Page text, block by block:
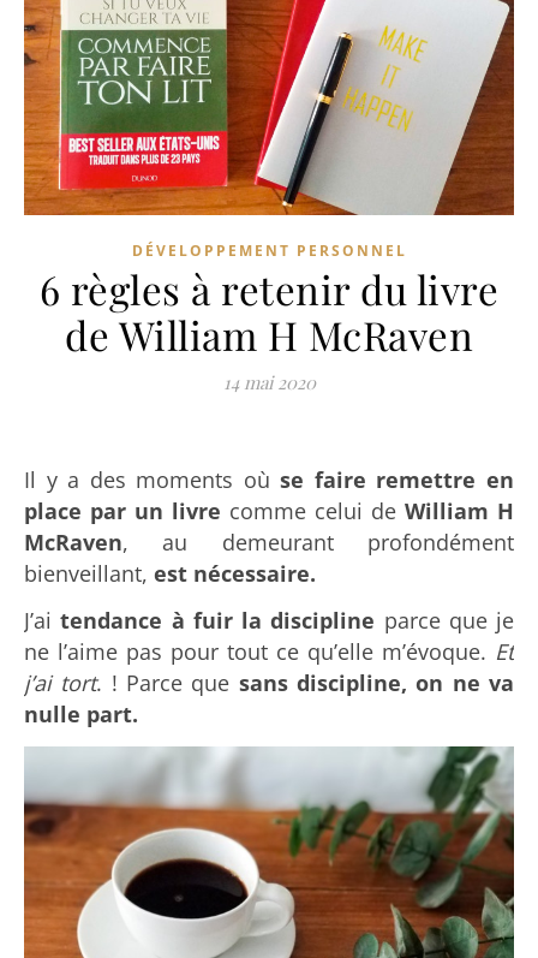
DÉVELOPPEMENT PERSONNEL
6 règles à retenir du livre
de William H McRaven
14 mai 2020
Il y a des moments oùse faire remettre en
place par un livre comme celui de William H
McRaven, au demeurant profondément
bienveillant, est nécessaire.
J’aitendance à fuir la discipline parce que je
ne l’aime pas pour tout ce qu’elle m’évoque. Et
j’ai tort. ! Parce que sans discipline, on ne va
nulle part.